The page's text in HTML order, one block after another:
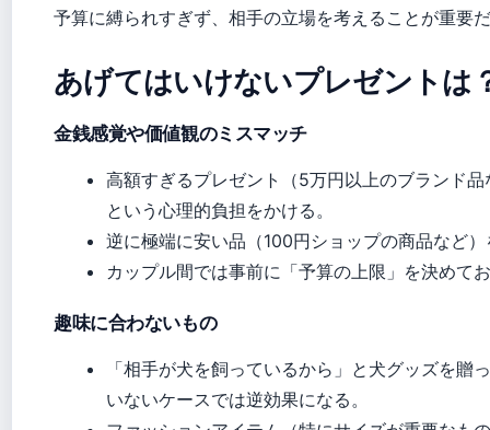
予算に縛られすぎず、相手の立場を考えることが重要
あげてはいけないプレゼントは
金銭感覚や価値観のミスマッチ
高額すぎるプレゼント（5万円以上のブランド
という心理的負担をかける。
逆に極端に安い品（100円ショップの商品など
カップル間では事前に「予算の上限」を決めて
趣味に合わないもの
「相手が犬を飼っているから」と犬グッズを
いないケースでは逆効果になる。